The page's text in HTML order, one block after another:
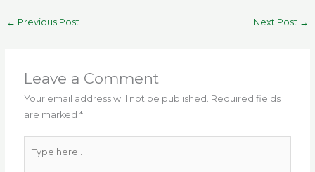
c
o
o
k
it
mp
p
← Previous Post Next Post →
Leave a Comment
Your email address will not be published. Required fields
are marked*
here..